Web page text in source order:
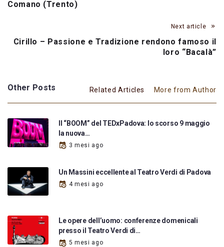
Comano (Trento)
Next article
Cirillo – Passione e Tradizione rendono famoso il
loro “Bacalà”
Other Posts Related Articles More from Author
Il “BOOM” del TEDxPadova: lo scorso 9 maggio
la nuova…
3 mesi ago
Un Massini eccellente al Teatro Verdi di Padova
4 mesi ago
Le opere dell’uomo: conferenze domenicali
presso il Teatro Verdi di…
5 mesi ago